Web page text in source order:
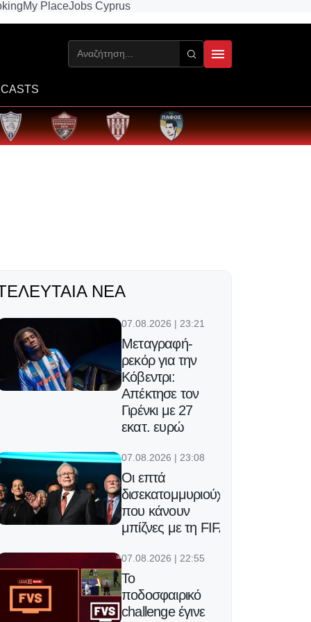
My PlaceJobs Cyprus
ΝΈΑ
07.08.2026 | 23:21
Μεταγραφή-
ρεκόρ για την
Κόβεντρι:
Απέκτησε τον
Γιρένκι με 27
εκατ. ευρώ
07.08.2026 | 23:08
Οι επτά
δισεκατομμυριούχοι
που κάνουν
μπίζνες με τη FIFA
07.08.2026 | 22:55
Το
ποδοσφαιρικό
challenge έγινε